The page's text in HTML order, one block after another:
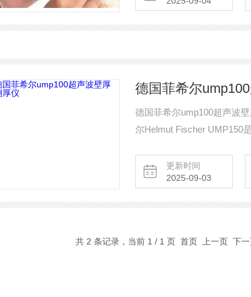
德国菲希尔
德国菲希尔ump100超声波
尔Helmut Fischer UMP150
500mm，且提供多种测量模
更新时间
2025-09-03
共 2 条记录，当前 1 / 1 页 首页 上一页 下